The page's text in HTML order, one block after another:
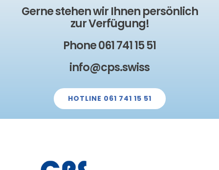
Gerne stehen wir Ihnen persönlich
zur Verfügung!
Phone 061 741 15 51
info@cps.swiss
HOTLINE 061 741 15 51